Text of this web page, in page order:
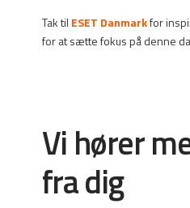
Tak til ESET Danmarkfor
for at sætte fokus på denne
Vi hører
fra dig